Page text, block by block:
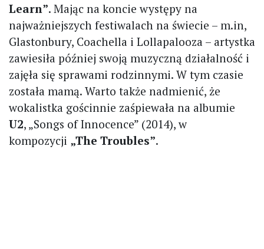
Learn”. Mając na koncie występy na
najważniejszych festiwalach na świecie – m.in,
Glastonbury, Coachella i Lollapalooza – artystka
zawiesiła później swoją muzyczną działalność i
zajęła się sprawami rodzinnymi. W tym czasie
została mamą. Warto także nadmienić, że
wokalistka gościnnie zaśpiewała na albumie
U2, „Songs of Innocence” (2014), w
kompozycji „The Troubles”.